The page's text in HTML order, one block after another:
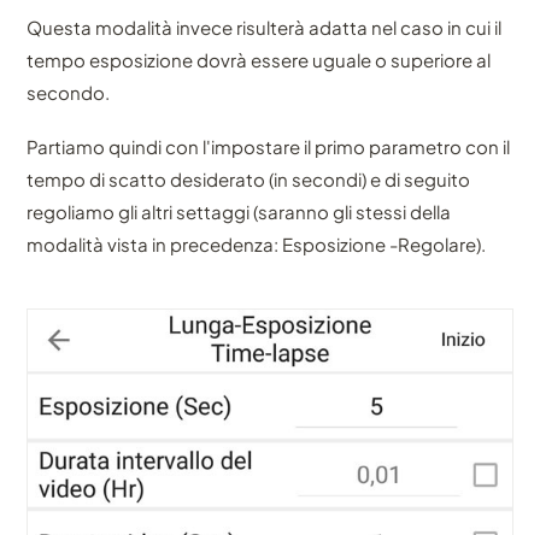
Questa modalità invece risulterà adatta nel caso in cui il
tempo esposizione dovrà essere uguale o superiore al
secondo.
Partiamo quindi con l'impostare il primo parametro con il
tempo di scatto desiderato (in secondi) e di seguito
regoliamo gli altri settaggi (saranno gli stessi della
modalità vista in precedenza: Esposizione -Regolare).